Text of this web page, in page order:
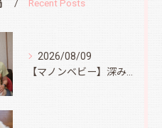
Recent Posts
2026/08/09